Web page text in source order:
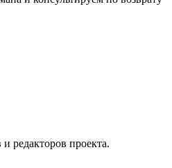
редакторов проекта.